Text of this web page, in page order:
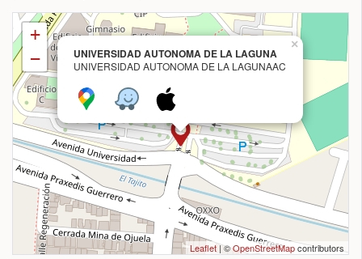
UNIVERSIDAD AUTONOMA DE LA LAGUNA
UNIVERSIDAD AUTONOMA DE LA LAGUNAAC
×
+
−
Leaflet | ©OpenStreetMapcontributors